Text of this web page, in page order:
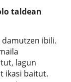
taldean
damutzen ibili.
lagun
ikasi baitut.